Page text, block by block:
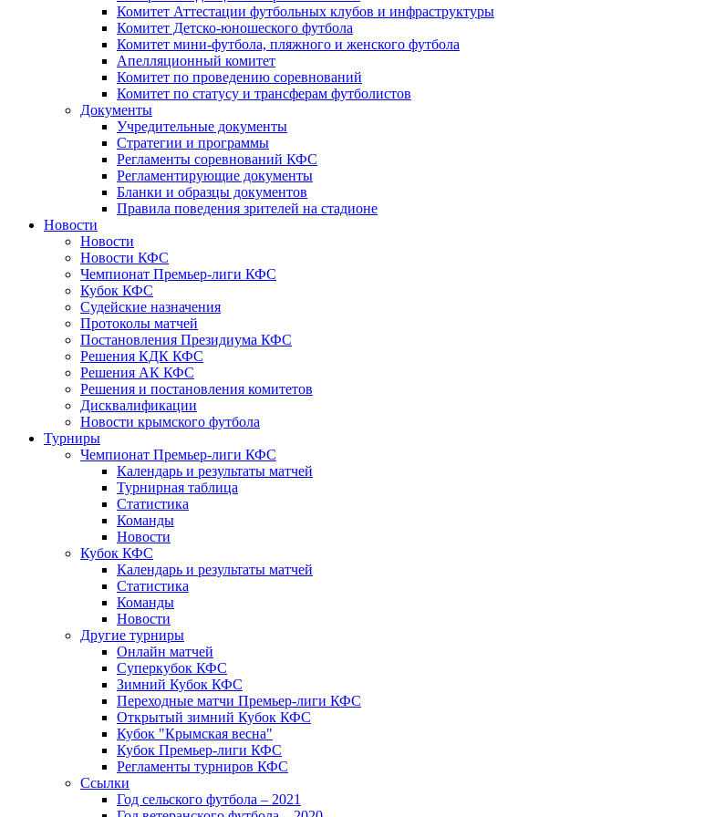
Комитет Аттестации футбольных клубов и инфраструктуры
Комитет Детско-юношеского футбола
Комитет мини-футбола, пляжного и женского футбола
Апелляционный комитет
Комитет по проведению соревнований
Комитет по статусу и трансферам футболистов
Документы
Учредительные документы
Стратегии и программы
Регламенты соревнований КФС
Регламентирующие документы
Бланки и образцы документов
Правила поведения зрителей на стадионе
Новости
Новости
Новости КФС
Чемпионат Премьер-лиги КФС
Кубок КФС
Судейские назначения
Протоколы матчей
Постановления Президиума КФС
Решения КДК КФС
Решения АК КФС
Решения и постановления комитетов
Дисквалификации
Новости крымского футбола
Турниры
Чемпионат Премьер-лиги КФС
Календарь и результаты матчей
Турнирная таблица
Статистика
Команды
Новости
Кубок КФС
Календарь и результаты матчей
Статистика
Команды
Новости
Другие турниры
Онлайн матчей
Суперкубок КФС
Зимний Кубок КФС
Переходные матчи Премьер-лиги КФС
Открытый зимний Кубок КФС
Кубок "Крымская весна"
Кубок Премьер-лиги КФС
Регламенты турниров КФС
Ссылки
Год сельского футбола – 2021